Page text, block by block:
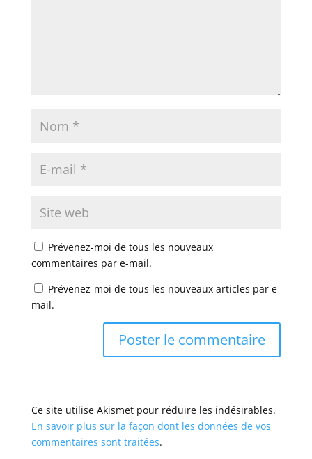
Prévenez-moi de tous les nouveaux
commentaires par e-mail.
Prévenez-moi de tous les nouveaux articles par e-
mail.
Ce site utilise Akismet pour réduire les indésirables.
En savoir plus sur la façon dont les données de vos
commentaires sont traitées.